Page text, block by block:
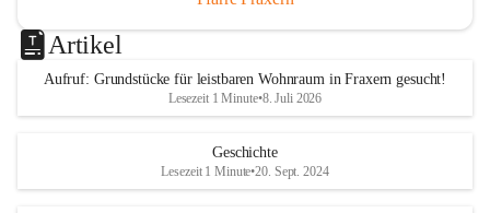
Artikel
Aufruf: Grundstücke für leistbaren Wohnraum in Fraxern gesucht!
Lesezeit 1 Minute•8. Juli 2026
Geschichte
Lesezeit 1 Minute•20. Sept. 2024